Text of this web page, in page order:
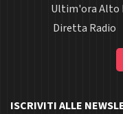
Ultim'ora Alto
Diretta Radio
ISCRIVITI ALLE